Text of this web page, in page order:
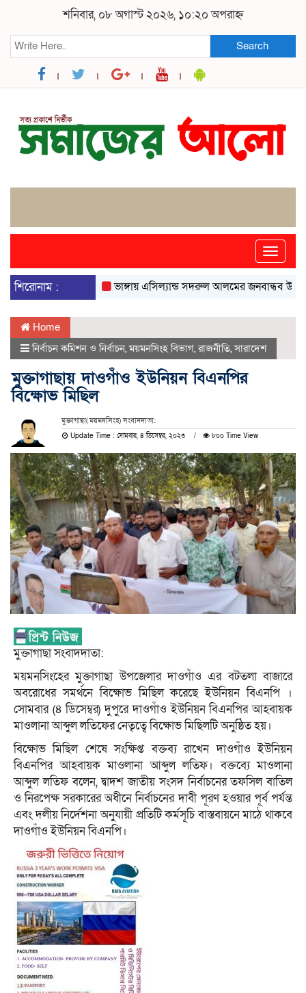
শনিবার, ০৮ অগাস্ট ২০২৬, ১০:২০ অপরাহ্ন
Search
Toggle
শিরোনাম :
ভাঙ্গায় এসিল্যান্ড সদরুল আলমের জনবান্ধব উদ্যোগে
Home
নির্বাচন কমিশন ও নির্বাচন,ময়মনসিংহ বিভাগ,রাজনীতি,সারাদেশ
মুক্তাগাছায় দাওগাঁও ইউনিয়ন বিএনপির
বিক্ষোভ মিছিল
মুক্তাগাছা( ময়মনসিংহ) সংবাদদাতা:
Update Time : সোমবার, ৪ ডিসেম্বর, ২০২৩ ৮০০ Time View
মুক্তাগাছা সংবাদদাতা:
ময়মনসিংহের মুক্তাগাছা উপজেলার দাওগাঁও এর বটতলা বাজারে
অবরোধের সমর্থনে বিক্ষোভ মিছিল করেছে ইউনিয়ন বিএনপি ।
সোমবার (৪ ডিসেম্বর) দুপুরে দাওগাঁও ইউনিয়ন বিএনপির আহবায়ক
মাওলানা আব্দুল লতিফের নেতৃত্বে বিক্ষোভ মিছিলটি অনুষ্ঠিত হয়।
বিক্ষোভ মিছিল শেষে সংক্ষিপ্ত বক্তব্য রাখেন দাওগাঁও ইউনিয়ন
বিএনপির আহবায়ক মাওলানা আব্দুল লতিফ। বক্তব্যে মাওলানা
আব্দুল লতিফ বলেন, দ্বাদশ জাতীয় সংসদ নির্বাচনের তফসিল বাতিল
ও নিরপেক্ষ সরকারের অধীনে নির্বাচনের দাবী পূরণ হওয়ার পূর্ব পর্যন্ত
এবং দলীয় নির্দেশনা অনুযায়ী প্রতিটি কর্মসূচি বাস্তবায়নে মাঠে থাকবে
দাওগাঁও ইউনিয়ন বিএনপি।